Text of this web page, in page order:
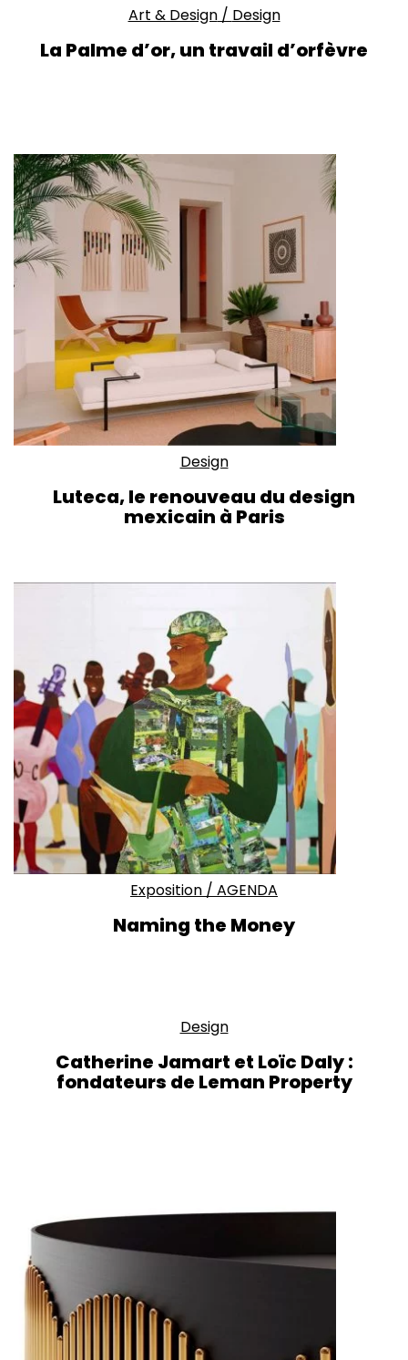
Art & Design/ Design
La Palme d’or, un travail d’orfèvre
Design
Luteca, le renouveau du design
mexicain à Paris
Exposition / AGENDA
Naming the Money
Design
Catherine Jamart et Loïc Daly :
fondateurs de Leman Property